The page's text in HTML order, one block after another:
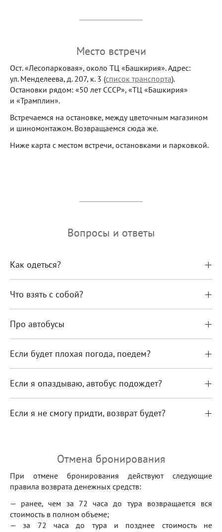
Место встречи
Ост. «Лесопарковая», около ТЦ «Башкирия». Адрес:
ул. Менделеева, д. 207, к. 3 (список транспорта).
Остановки рядом: «50 лет СССР», «ТЦ «Башкирия»
и «Трамплин».
Встречаемся на остановке, между цветочным магазином
и шиномонтажом. Возвращаемся сюда же.
Ниже карта с местом встречи, остановками и парковкой.
Вопросы и ответы
Как одеться?
Что взять с собой?
Про автобусы
Если будет плохая погода, поедем?
Если я опаздываю, автобус подождет?
Если я не смогу придти, возврат будет?
Отмена бронирования
При отмене бронирования действуют следующие
правила возврата денежных средств:
— ранее, чем за 72 часа до тура возвращается вся
стоимость в полном объеме;
— за 72 часа до тура и позднее стоимость не